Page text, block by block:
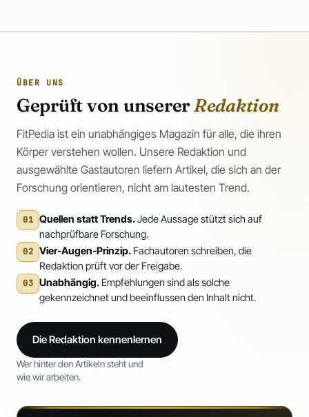
ÜBER UNS
Geprüft von unsererRedaktion
FitPedia ist ein unabhängiges Magazin für alle, die ihren
Körper verstehen wollen. Unsere Redaktion und
ausgewählte Gastautoren liefern Artikel, die sich an der
Forschung orientieren, nicht am lautesten Trend.
01 Quellen statt Trends.Jede Aussage stützt sich auf
nachprüfbare Forschung.
02 Vier-Augen-Prinzip. Fachautoren schreiben, die
Redaktion prüft vor der Freigabe.
03 Unabhängig. Empfehlungen sind als solche
gekennzeichnet und beeinflussen den Inhalt nicht.
Die Redaktion kennenlernen
Wer hinter den Artikeln steht und
wie wir arbeiten.